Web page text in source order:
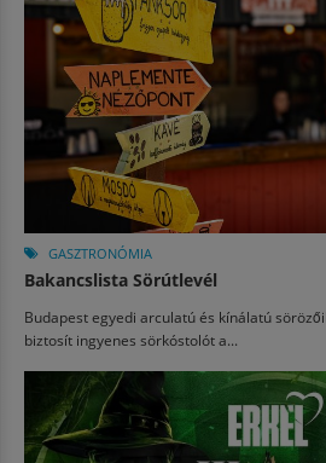
GASZTRONÓMIA
Bakancslista Sörútlevél
Budapest egyedi arculatú és kínálatú
biztosít ingyenes sörkóstolót a...